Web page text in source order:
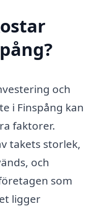
och
i Finspång kan
faktorer.
takets storlek,
och
som
ligger